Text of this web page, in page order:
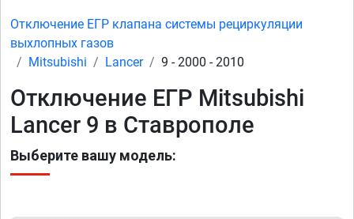
Отключение ЕГР клапана системы рециркуляции
выхлопных газов
Mitsubishi
Lancer 9 - 2000 - 2010
Отключение ЕГР Mitsubishi
Lancer 9 в Ставрополе
Выберите вашу модель: